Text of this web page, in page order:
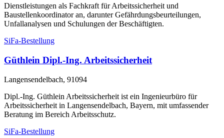
Dienstleistungen als Fachkraft für Arbeitssicherheit und
Baustellenkoordinator an, darunter Gefährdungsbeurteilungen,
Unfallanalysen und Schulungen der Beschäftigten.
SiFa-Bestellung
Güthlein Dipl.-Ing. Arbeitssicherheit
Langensendelbach, 91094
Dipl.-Ing. Güthlein Arbeitssicherheit ist ein Ingenieurbüro für
Arbeitssicherheit in Langensendelbach, Bayern, mit umfassender
Beratung im Bereich Arbeitsschutz.
SiFa-Bestellung